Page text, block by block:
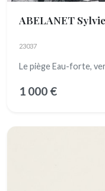
ABELANET Sylvie
23037
Le piège Eau-forte,
1 000 €